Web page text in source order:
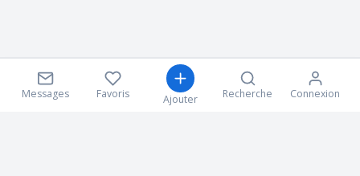
Messages Favoris Ajouter Recherche Connexion